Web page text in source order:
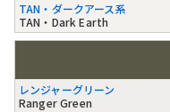
TAN・ダークアース系
TAN・Dark Earth
レンジャーグリーン
Ranger Green